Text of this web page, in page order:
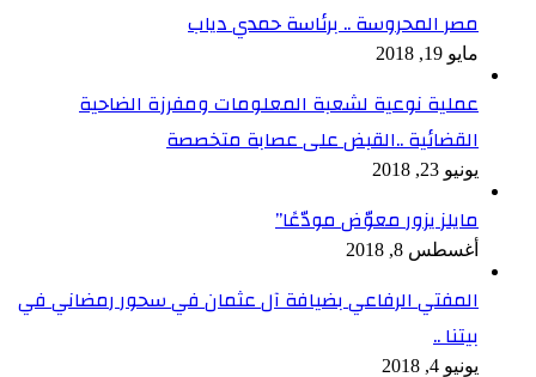
مصر المحروسة .. برئاسة حمدي دياب
مايو 19, 2018
عملية نوعية لشعبة المعلومات ومفرزة الضاحية
القضائية ..القبض على عصابة متخصصة
يونيو 23, 2018
مايلز يزور معوّض مودّعًا”
أغسطس 8, 2018
المفتي الرفاعي بضيافة آل عثمان في سحور رمضاني في
بيتنا ..
يونيو 4, 2018